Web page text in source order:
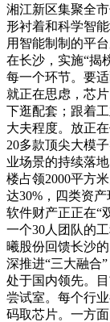
湘江新区集聚全
形衬着和科学智
用智能制制的平
在长沙，实施“揭
每一个环节。要
就正在思虑，芯
下逛配套；跟着
大夫程度。放正
20多款顶尖大模
业场景的持续落
楼占领2000平方
达30%，四类资
软件财产正正在“
一个30人团队的
曦股份回馈长沙
深推进“三大融合
处于国内领先。
尝试室。每个行
码取芯片。一方